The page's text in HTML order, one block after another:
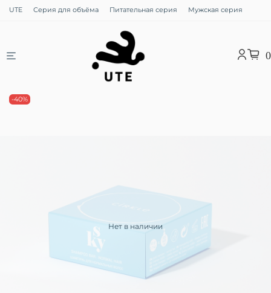
UTE Серия для объёма Питательная серия Мужская серия
0
Нет в наличии
-40%